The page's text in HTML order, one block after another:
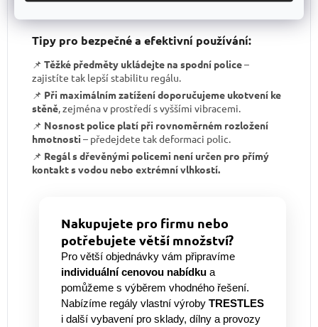
Tipy pro bezpečné a efektivní používání:
📌 Těžké předměty ukládejte na spodní police–
zajistíte tak lepší stabilitu regálu.
📌 Při maximálním zatížení doporučujeme ukotvení ke
stěně, zejména v prostředí s vyššími vibracemi.
📌 Nosnost police platí při rovnoměrném rozložení
hmotnosti – předejdete tak deformaci polic.
📌 Regál s dřevěnými policemi není určen pro přímý
kontakt s vodou nebo extrémní vlhkostí.
Nakupujete pro firmu nebo
potřebujete větší množství?
Pro větší objednávky vám připravíme
individuální cenovou nabídku a
pomůžeme s výběrem vhodného řešení.
Nabízíme regály vlastní výroby TRESTLES
i další vybavení pro sklady, dílny a provozy